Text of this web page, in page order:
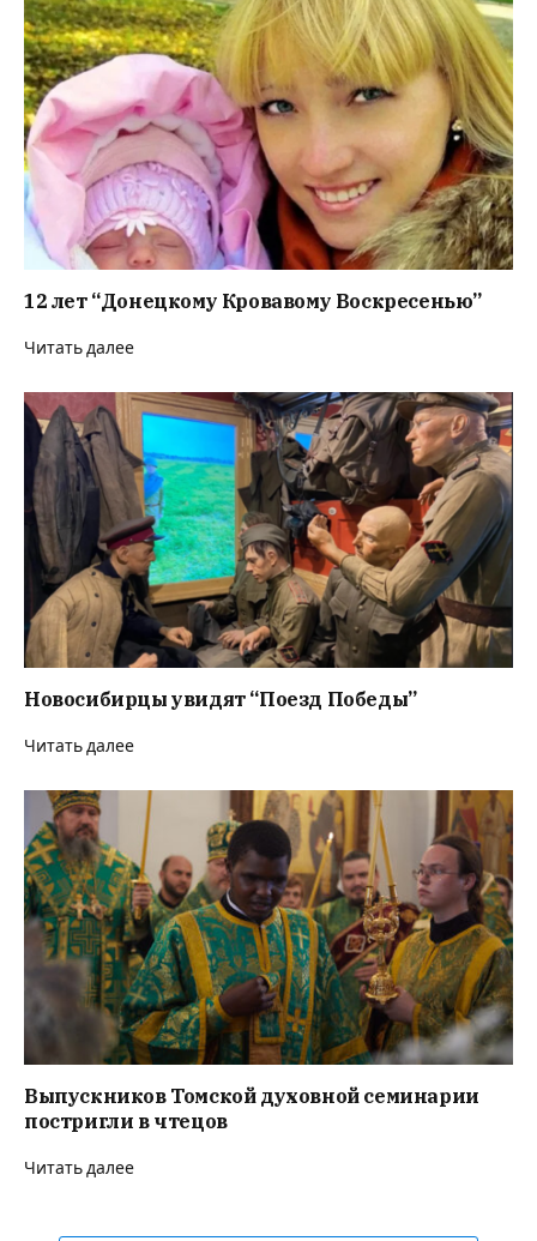
12 лет “Донецкому Кровавому Воскресенью”
Читать далее
Новосибирцы увидят “Поезд Победы”
Читать далее
Выпускников Томской духовной семинарии
постригли в чтецов
Читать далее